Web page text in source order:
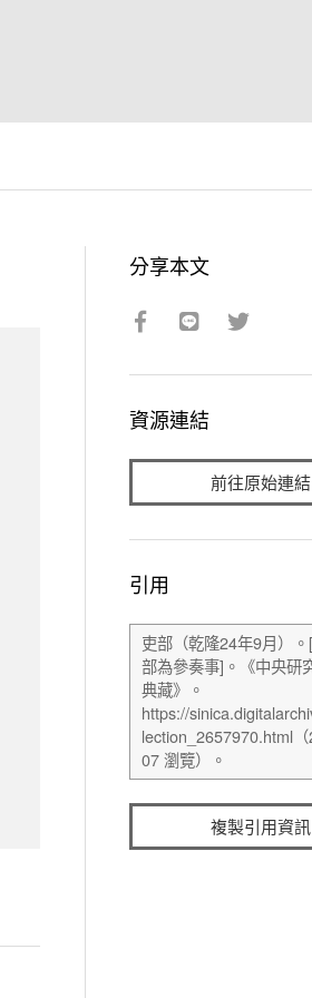
分享本文
資源連結
前往原始連結
引用
複製引用資訊